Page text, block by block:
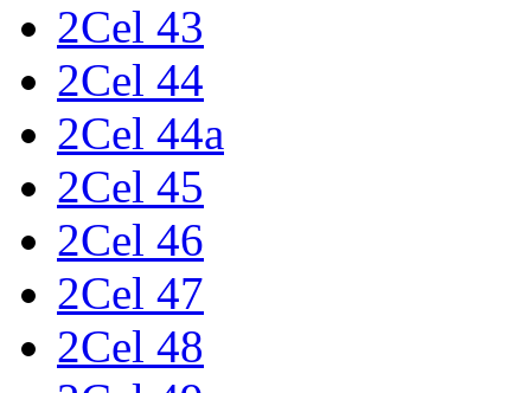
2Cel 43
2Cel 44
2Cel 44a
2Cel 45
2Cel 46
2Cel 47
2Cel 48